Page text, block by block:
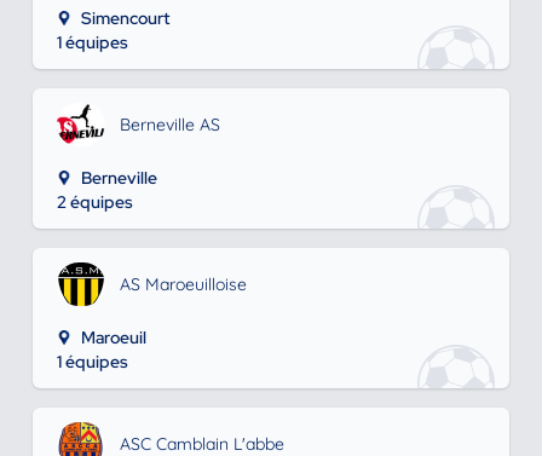
Simencourt
1 équipes
Berneville AS
Berneville
2 équipes
AS Maroeuilloise
Maroeuil
1 équipes
ASC Camblain L'abbe